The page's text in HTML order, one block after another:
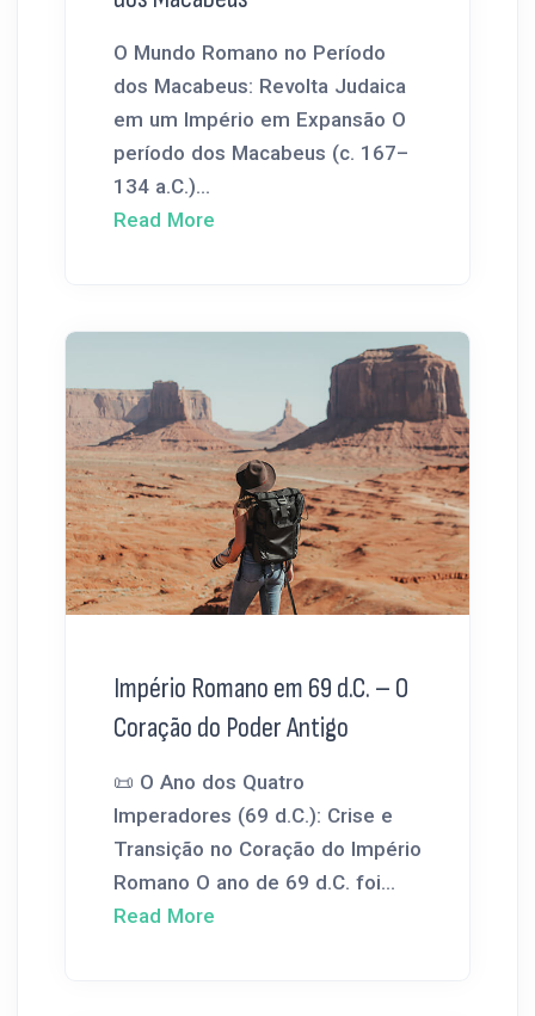
O Mundo Romano no Período
dos Macabeus: Revolta Judaica
em um Império em Expansão O
período dos Macabeus (c. 167–
134 a.C.)...
Read More
Império Romano em 69 d.C. – O
Coração do Poder Antigo
📜 O Ano dos Quatro
Imperadores (69 d.C.): Crise e
Transição no Coração do Império
Romano O ano de 69 d.C. foi...
Read More